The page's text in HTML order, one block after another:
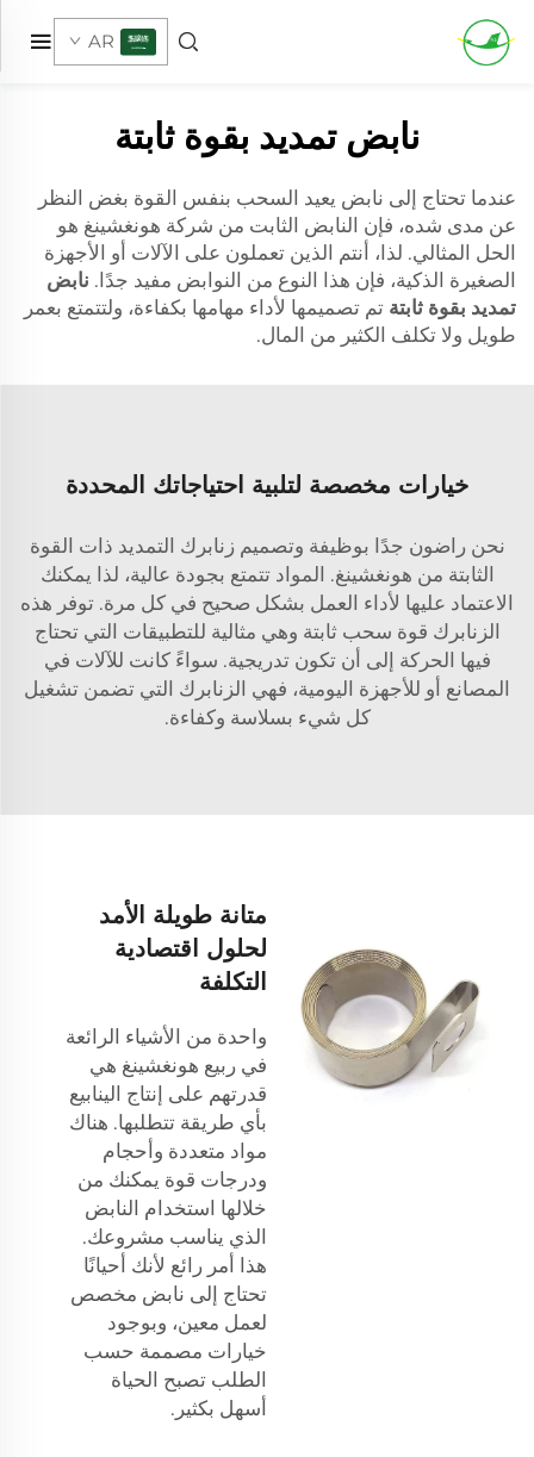
AR
نابض تمديد بقوة ثابتة
عندما تحتاج إلى نابض يعيد السحب بنفس القوة بغض النظر
عن مدى شده، فإن النابض الثابت من شركة هونغشينغ هو
الحل المثالي. لذا، أنتم الذين تعملون على الآلات أو الأجهزة
الصغيرة الذكية، فإن هذا النوع من النوابض مفيد جدًا. نابض
تمديد بقوة ثابتة تم تصميمها لأداء مهامها بكفاءة، ولتتمتع بعمر
طويل ولا تكلف الكثير من المال.
خيارات مخصصة لتلبية احتياجاتك المحددة
نحن راضون جدًا بوظيفة وتصميم زنابرك التمديد ذات القوة
الثابتة من هونغشينغ. المواد تتمتع بجودة عالية، لذا يمكنك
الاعتماد عليها لأداء العمل بشكل صحيح في كل مرة. توفر هذه
الزنابرك قوة سحب ثابتة وهي مثالية للتطبيقات التي تحتاج
فيها الحركة إلى أن تكون تدريجية. سواءً كانت للآلات في
المصانع أو للأجهزة اليومية، فهي الزنابرك التي تضمن تشغيل
كل شيء بسلاسة وكفاءة.
متانة طويلة الأمد
لحلول اقتصادية
التكلفة
واحدة من الأشياء الرائعة
في ربيع هونغشينغ هي
قدرتهم على إنتاج الينابيع
بأي طريقة تتطلبها. هناك
مواد متعددة وأحجام
ودرجات قوة يمكنك من
خلالها استخدام النابض
الذي يناسب مشروعك.
هذا أمر رائع لأنك أحيانًا
تحتاج إلى نابض مخصص
لعمل معين، وبوجود
خيارات مصممة حسب
الطلب تصبح الحياة
أسهل بكثير.